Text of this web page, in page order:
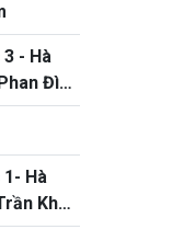
- Hà
Đình
Hà
Khắc